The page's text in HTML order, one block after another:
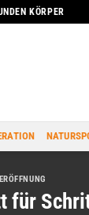
KÖRPER
ERÖFFNUNG
für